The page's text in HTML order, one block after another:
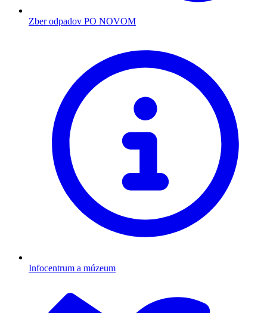
Zber odpadov PO NOVOM
Infocentrum a múzeum